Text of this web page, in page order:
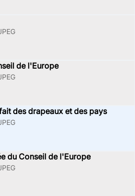
de l'Europe
des drapeaux et des pays
du Conseil de l'Europe